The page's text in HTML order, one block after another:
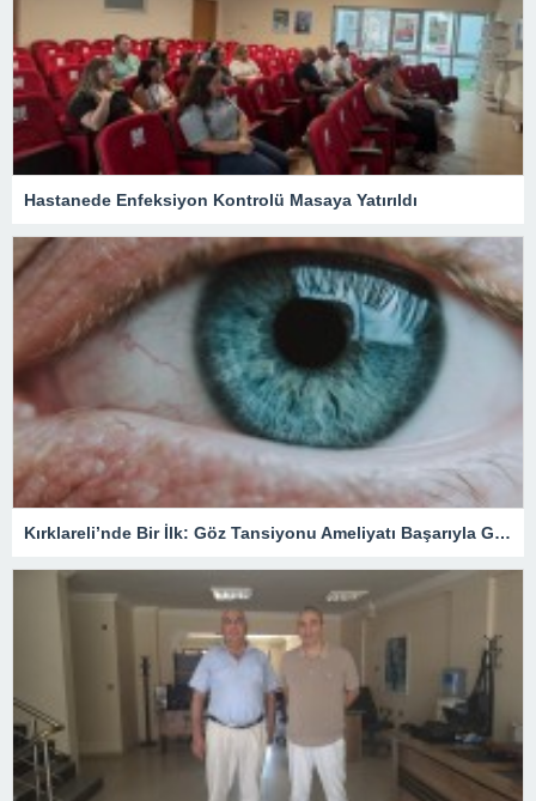
Hastanede Enfeksiyon Kontrolü Masaya Yatırıldı
Kırklareli’nde Bir İlk: Göz Tansiyonu Ameliyatı Başarıyla Gerçekleştirildi